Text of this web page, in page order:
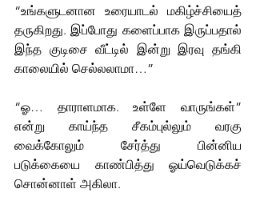
“உங்களுடனான உரையாடல் மகிழ்ச்சியைத்
தருகிறது. இப்போது களைப்பாக இருப்பதால்
இந்த குடிசை வீட்டில் இன்று இரவு தங்கி
காலையில் செல்லலாமா…”
“ஓ… தாராளமாக. உள்ளே வாருங்கள்”
என்று காய்ந்த சீகம்புல்லும் வரகு
வைக்கோலும் சேர்த்து பின்னிய
படுக்கையை காண்பித்து ஓய்வெடுக்கச்
சொன்னாள் அகிலா.